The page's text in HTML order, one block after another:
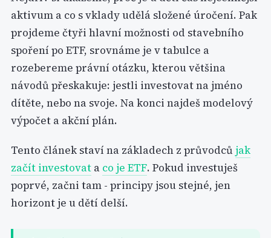
aktivum a co s vklady udělá složené úročení. Pak
projdeme čtyři hlavní možnosti od stavebního
spoření po ETF, srovnáme je v tabulce a
rozebereme právní otázku, kterou většina
návodů přeskakuje: jestli investovat na jméno
dítěte, nebo na svoje. Na konci najdeš modelový
výpočet a akční plán.
Tento článek staví na základech z průvodců jak
začít investovat a co je ETF. Pokud investuješ
poprvé, začni tam - principy jsou stejné, jen
horizont je u dětí delší.